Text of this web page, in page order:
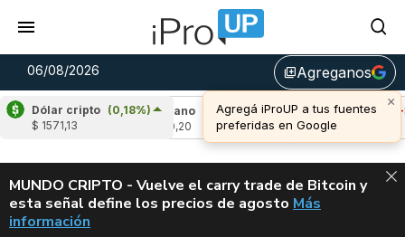
06/08/2026 library_addAgreganos
×
Agregá iProUP a tus fuentes
preferidas en Google
Dólar cripto (0,18%)
$ 1571,13
Cardano
(6,57%)
Avalanche (-
u$s 6,46
ALERTA
MUNDO CRIPTO - Vuelve el carry trade de Bitcoin y
esta señal define los precios de agosto VUELVE EL
Más
información